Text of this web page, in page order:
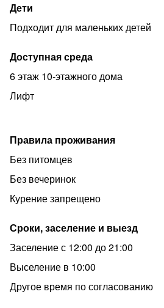
Дети
Подходит для маленьких детей
Доступная среда
6 этаж 10-этажного дома
Лифт
Правила проживания
Без питомцев
Без вечеринок
Курение запрещено
Сроки, заселение и выезд
Заселение с 12:00 до 21:00
Выселение в 10:00
Другое время по согласованию